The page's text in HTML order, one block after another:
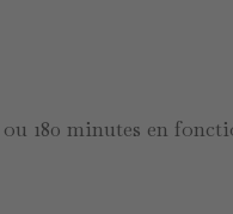
180 minutes en